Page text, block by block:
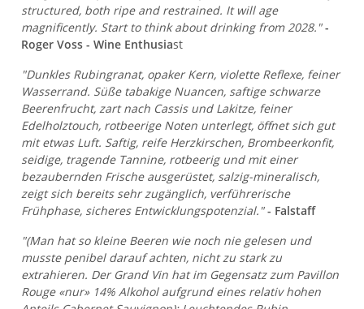
structured, both ripe and restrained. It will age
magnificently. Start to think about drinking from 2028."-
Roger Voss - Wine Enthusiast
"Dunkles Rubingranat, opaker Kern, violette Reflexe, feiner
Wasserrand. Süße tabakige Nuancen, saftige schwarze
Beerenfrucht, zart nach Cassis und Lakitze, feiner
Edelholztouch, rotbeerige Noten unterlegt, öffnet sich gut
mit etwas Luft. Saftig, reife Herzkirschen, Brombeerkonfit,
seidige, tragende Tannine, rotbeerig und mit einer
bezaubernden Frische ausgerüstet, salzig-mineralisch,
zeigt sich bereits sehr zugänglich, verführerische
Frühphase, sicheres Entwicklungspotenzial." - Falstaff
"(Man hat so kleine Beeren wie noch nie gelesen und
musste penibel darauf achten, nicht zu stark zu
extrahieren. Der Grand Vin hat im Gegensatz zum Pavillon
Rouge «nur» 14% Alkohol aufgrund eines relativ hohen